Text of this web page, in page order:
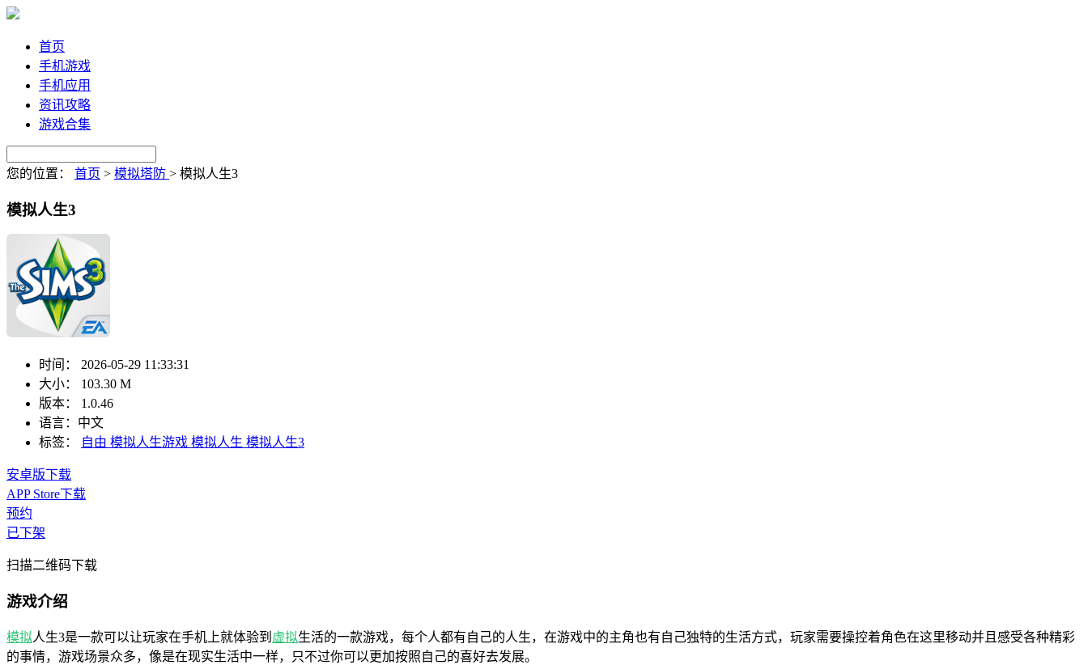
首页
手机游戏
手机应用
资讯攻略
游戏合集
您的位置： 首页 > 模拟塔防 > 模拟人生3
模拟人生3
时间：
2026-05-29 11:33:31
大小：
103.30 M
版本：
1.0.46
语言： 中文
标签：
自由 模拟人生游戏 模拟人生 模拟人生3
安卓版下载
APP Store下载
预约
已下架
扫描二维码下载
游戏介绍
模拟人生3是一款可以让玩家在手机上就体验到 虚拟生活的一款游戏，每个人都有自己的人生，在游戏中的主角也有自己独特的生活方式，玩家需要操控着角色在这里移动并且感受各种精彩
的事情，游戏场景众多，像是在现实生活中一样，只不过你可以更加按照自己的喜好去发展。